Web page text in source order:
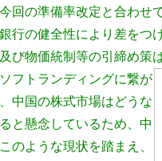
回の準備率改定と合わせ
行の健全性により差をつ
び物価統制等の引締め策は
フトランディングに繋が
中国の株式市場はどうな
と懸念しているため、中
のような現状を踏まえ、